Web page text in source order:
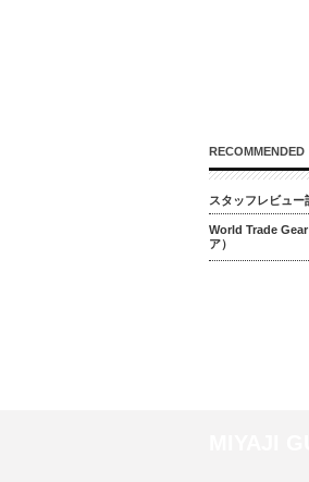
RECOMMENDED
スタッフレビュ
World Trade
ア）